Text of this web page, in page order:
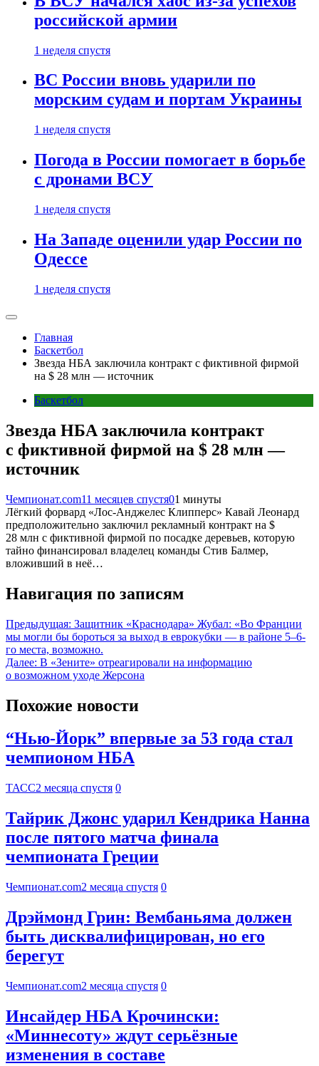
российской армии
1 неделя спустя
ВС России вновь ударили по
морским судам и портам Украины
1 неделя спустя
Погода в России помогает в борьбе
с дронами ВСУ
1 неделя спустя
На Западе оценили удар России по
Одессе
1 неделя спустя
Главная
Баскетбол
Звезда НБА заключила контракт с фиктивной фирмой
на $ 28 млн — источник
Баскетбол
Звезда НБА заключила контракт
с фиктивной фирмой на $ 28 млн —
источник
Чемпионат.com11 месяцев спустя01 минуты
Лёгкий форвард «Лос-Анджелес Клипперс» Кавай Леонард
предположительно заключил рекламный контракт на $
28 млн с фиктивной фирмой по посадке деревьев, которую
тайно финансировал владелец команды Стив Балмер,
вложивший в неё…
Навигация по записям
Предыдущая: Защитник «Краснодара» Жубал: «Во Франции
мы могли бы бороться за выход в еврокубки — в районе 5–6-
го места, возможно.
Далее: В «Зените» отреагировали на информацию
о возможном уходе Жерсона
Похожие новости
“Нью-Йорк” впервые за 53 года стал
чемпионом НБА
ТАСС2 месяца спустя 0
Тайрик Джонс ударил Кендрика Нанна
после пятого матча финала
чемпионата Греции
Чемпионат.com2 месяца спустя 0
Дрэймонд Грин: Вембаньяма должен
быть дисквалифицирован, но его
берегут
Чемпионат.com2 месяца спустя 0
Инсайдер НБА Крочински:
«Миннесоту» ждут серьёзные
изменения в составе